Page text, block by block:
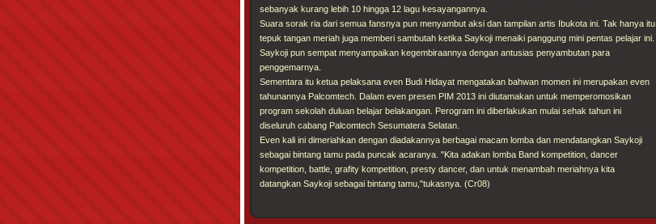
sebanyak kurang lebih 10 hingga 12 lagu kesayangannya.
Suara sorak ria dari semua fansnya pun menyambut aksi dan tampilan artis Ibukota ini. Tak hanya itu
tepuk tangan meriah juga memberi sambutah ketika Saykoji menaiki panggung mini pentas pelajar ini.
Saykoji pun sempat menyampaikan kegembiraannya dengan antusias penyambutan para
penggemarnya.
Sementara itu ketua pelaksana even Budi Hidayat mengatakan bahwan momen ini merupakan even
tahunannya Palcomtech. Dalam even presen PIM 2013 ini diutamakan untuk memperomosikan
program sekolah duluan belajar belakangan. Perogram ini diberlakukan mulai sehak tahun ini
diseluruh cabang Palcomtech Sesumatera Selatan.
Even kali ini dimeriahkan dengan diadakannya berbagai macam lomba dan mendatangkan Saykoji
sebagai bintang tamu pada puncak acaranya. "Kita adakan lomba Band kompetition, dancer
kompetition, battle, grafity kompetition, presty dancer, dan untuk menambah meriahnya kita
datangkan Saykoji sebagai bintang tamu,"tukasnya. (Cr08)